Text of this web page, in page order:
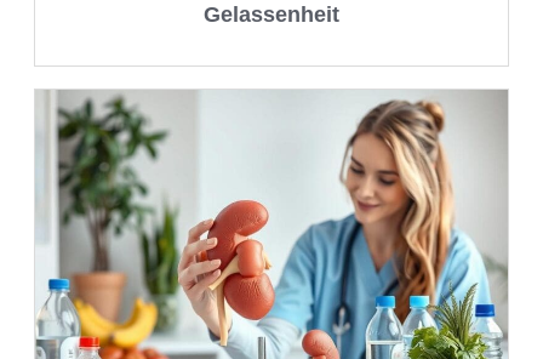
Gelassenheit